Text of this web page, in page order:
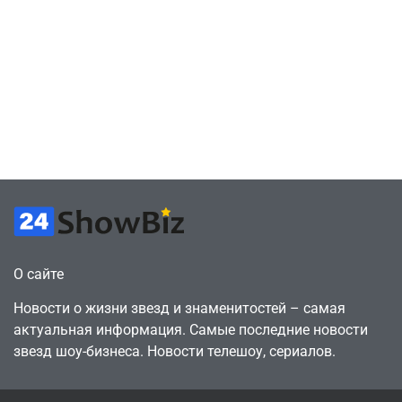
О сайте
Новости о жизни звезд и знаменитостей – самая
актуальная информация. Самые последние новости
звезд шоу-бизнеса. Новости телешоу, сериалов.